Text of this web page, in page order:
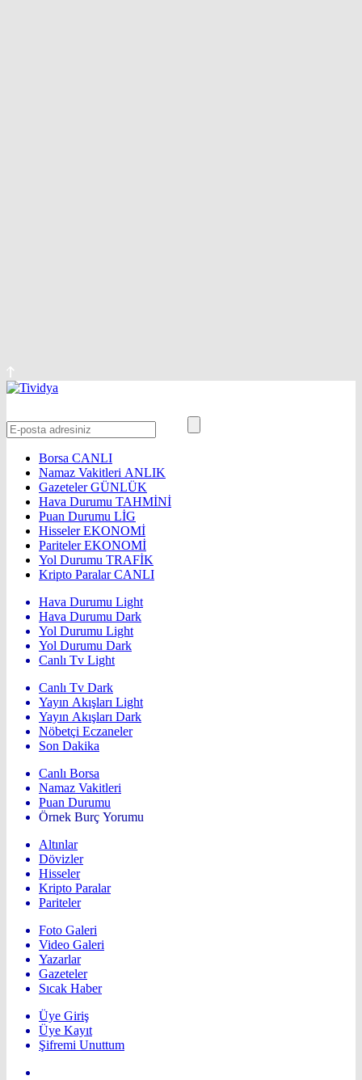
Borsa CANLI
Namaz Vakitleri ANLIK
GazetelerGÜNLÜK
Hava Durumu TAHMİNİ
Puan Durumu LİG
HisselerEKONOMİ
ParitelerEKONOMİ
Yol Durumu TRAFİK
Kripto ParalarCANLI
Hava Durumu Light
Hava Durumu Dark
Yol Durumu Light
Yol Durumu Dark
Canlı Tv Light
Canlı Tv Dark
Yayın Akışları Light
Yayın Akışları Dark
Nöbetçi Eczaneler
Son Dakika
Canlı Borsa
Namaz Vakitleri
Puan Durumu
Örnek Burç Yorumu
Altınlar
Dövizler
Hisseler
Kripto Paralar
Pariteler
Foto Galeri
Video Galeri
Yazarlar
Gazeteler
Sıcak Haber
Üye Giriş
Üye Kayıt
Şifremi Unuttum